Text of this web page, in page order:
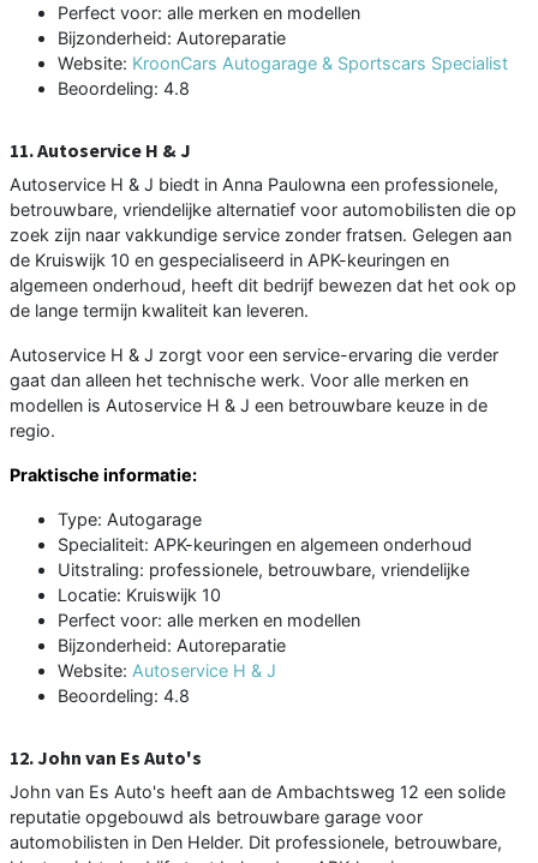
Perfect voor: alle merken en modellen
Bijzonderheid: Autoreparatie
Website: KroonCars Autogarage & Sportscars Specialist
Beoordeling: 4.8
11. Autoservice H & J
Autoservice H & J biedt in Anna Paulowna een professionele,
betrouwbare, vriendelijke alternatief voor automobilisten die op
zoek zijn naar vakkundige service zonder fratsen. Gelegen aan
de Kruiswijk 10 en gespecialiseerd in APK-keuringen en
algemeen onderhoud, heeft dit bedrijf bewezen dat het ook op
de lange termijn kwaliteit kan leveren.
Autoservice H & J zorgt voor een service-ervaring die verder
gaat dan alleen het technische werk. Voor alle merken en
modellen is Autoservice H & J een betrouwbare keuze in de
regio.
Praktische informatie:
Type: Autogarage
Specialiteit: APK-keuringen en algemeen onderhoud
Uitstraling: professionele, betrouwbare, vriendelijke
Locatie: Kruiswijk 10
Perfect voor: alle merken en modellen
Bijzonderheid: Autoreparatie
Website: Autoservice H & J
Beoordeling: 4.8
12. John van Es Auto's
John van Es Auto's heeft aan de Ambachtsweg 12 een solide
reputatie opgebouwd als betrouwbare garage voor
automobilisten in Den Helder. Dit professionele, betrouwbare,